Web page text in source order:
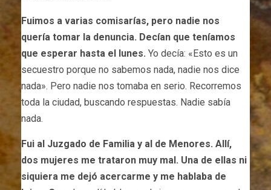
Fuimos a varias comisarías, pero nadie nos
quería tomar la denuncia. Decían que teníamos
que esperar hasta el lunes. Yo decía: «Esto es un
secuestro porque no sabemos nada, nadie nos dice
nada». Pero nadie nos tomaba en serio. Recorremos
toda la ciudad, buscando respuestas. Nadie sabía
nada.
Fui al Juzgado de Familia y al de Menores. Allí,
dos mujeres me trataron muy mal. Una de ellas ni
siquiera me dejó acercarme y me hablaba de